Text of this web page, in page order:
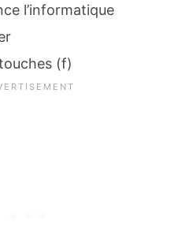
l’informatique
(f)